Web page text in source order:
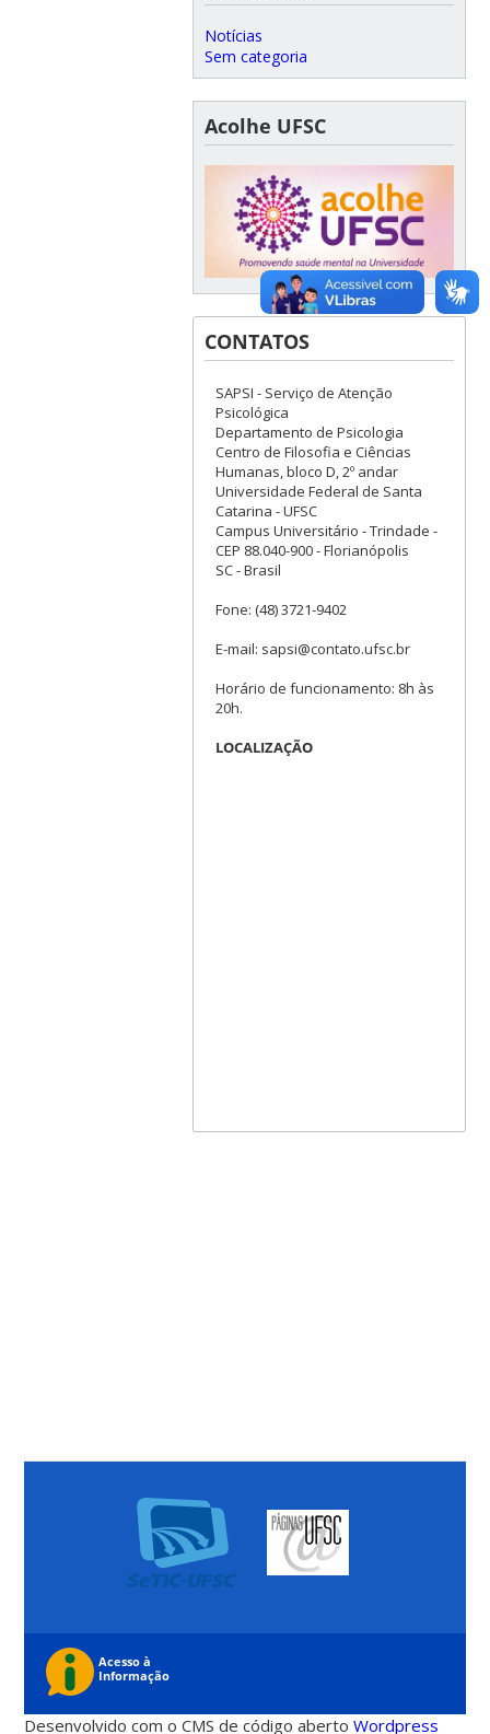
Notícias
Sem categoria
Acolhe UFSC
CONTATOS
SAPSI - Serviço de Atenção
Psicológica
Departamento de Psicologia
Centro de Filosofia e Ciências
Humanas, bloco D, 2º andar
Universidade Federal de Santa
Catarina - UFSC
Campus Universitário - Trindade -
CEP 88.040-900 - Florianópolis
SC - Brasil
Fone: (48) 3721-9402
E-mail: sapsi@contato.ufsc.br
Horário de funcionamento: 8h às
20h.
LOCALIZAÇÃO
Desenvolvido com o CMS de código abertoWordpress